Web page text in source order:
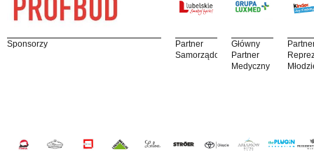
Sponsorzy
Partner
Samorządowy
Główny
Partner
Medyczny